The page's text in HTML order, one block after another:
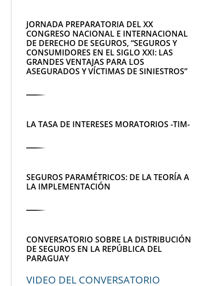
JORNADA PREPARATORIA DEL XX
CONGRESO NACIONAL E INTERNACIONAL
DE DERECHO DE SEGUROS, “SEGUROS Y
CONSUMIDORES EN EL SIGLO XXI: LAS
GRANDES VENTAJAS PARA LOS
ASEGURADOS Y VÍCTIMAS DE SINIESTROS”
LA TASA DE INTERESES MORATORIOS -TIM-
SEGUROS PARAMÉTRICOS: DE LA TEORÍA A
LA IMPLEMENTACIÓN
CONVERSATORIO SOBRE LA DISTRIBUCIÓN
DE SEGUROS EN LA REPÚBLICA DEL
PARAGUAY
VIDEO DEL CONVERSATORIO